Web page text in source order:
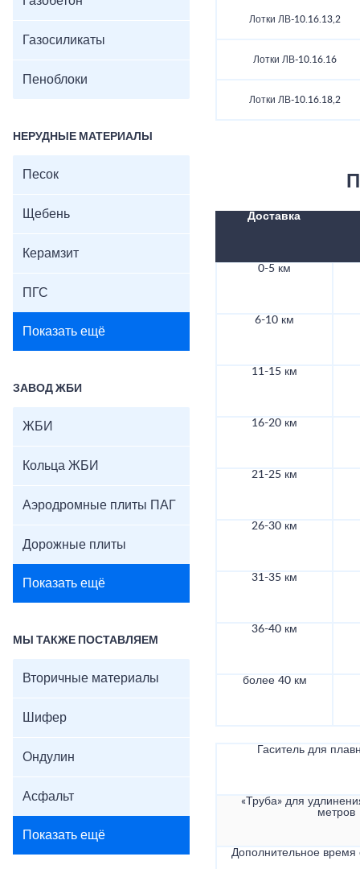
Газосиликаты
Пеноблоки
НЕРУДНЫЕ МАТЕРИАЛЫ
Песок
Щебень
Керамзит
ПГС
Показать ещё
ЗАВОД ЖБИ
ЖБИ
Кольца ЖБИ
Аэродромные плиты ПАГ
Дорожные плиты
Показать ещё
МЫ ТАКЖЕ ПОСТАВЛЯЕМ
Вторичные материалы
Шифер
Ондулин
Асфальт
Показать ещё
Лотки ЛВ-10.16.13,2
Лотки ЛВ-10.16.16
Лотки ЛВ-10.16.18,2
Доставка
0-5 км
6-10 км
11-15 км
16-20 км
21-25 км
26-30 км
31-35 км
36-40 км
более 40 км
Гаситель для
«Труба» для
метров
Дополнительное